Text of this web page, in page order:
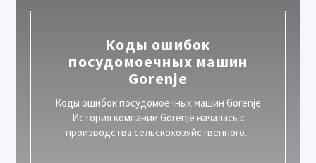
Коды ошибок
посудомоечных машин
Gorenje
Коды ошибок посудомоечных машин Gorenje
История компании Gorenje началась с
производства сельскохозяйственного...